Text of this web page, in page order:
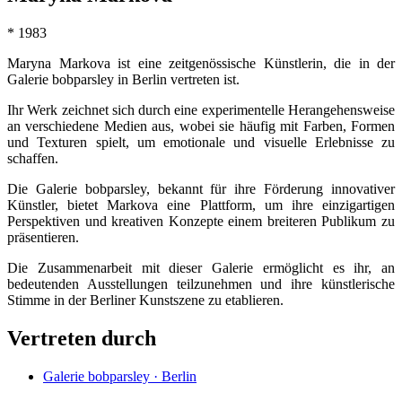
* 1983
Maryna Markova ist eine zeitgenössische Künstlerin, die in der
Galerie bobparsley in Berlin vertreten ist.
Ihr Werk zeichnet sich durch eine experimentelle Herangehensweise
an verschiedene Medien aus, wobei sie häufig mit Farben, Formen
und Texturen spielt, um emotionale und visuelle Erlebnisse zu
schaffen.
Die Galerie bobparsley, bekannt für ihre Förderung innovativer
Künstler, bietet Markova eine Plattform, um ihre einzigartigen
Perspektiven und kreativen Konzepte einem breiteren Publikum zu
präsentieren.
Die Zusammenarbeit mit dieser Galerie ermöglicht es ihr, an
bedeutenden Ausstellungen teilzunehmen und ihre künstlerische
Stimme in der Berliner Kunstszene zu etablieren.
Vertreten durch
Galerie bobparsley · Berlin